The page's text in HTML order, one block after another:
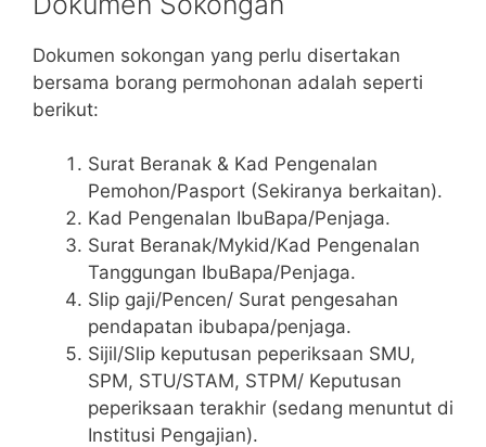
Dokumen sokongan yang perlu disertakan
bersama borang permohonan adalah seperti
berikut:
Surat Beranak & Kad Pengenalan
Pemohon/Pasport (Sekiranya berkaitan).
Kad Pengenalan IbuBapa/Penjaga.
Surat Beranak/Mykid/Kad Pengenalan
Tanggungan IbuBapa/Penjaga.
Slip gaji/Pencen/ Surat pengesahan
pendapatan ibubapa/penjaga.
Sijil/Slip keputusan peperiksaan SMU,
SPM, STU/STAM, STPM/ Keputusan
peperiksaan terakhir (sedang menuntut di
Institusi Pengajian).